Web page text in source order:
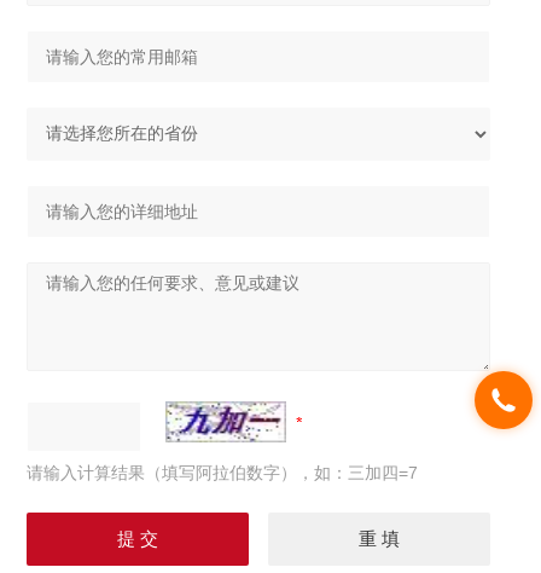
请输入计算结果（填写阿拉伯数字），如：三加四=7